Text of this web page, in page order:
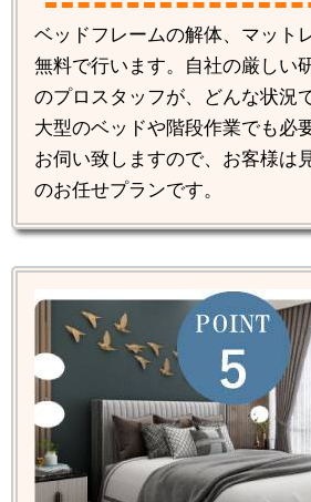
ベッドフレームの解体、マット
無料で行います。自社の厳しい
のプロスタッフが、どんな状況
大型のベッドや階段作業でも必
お伺い致しますので、お客様は
のお任せプランです。